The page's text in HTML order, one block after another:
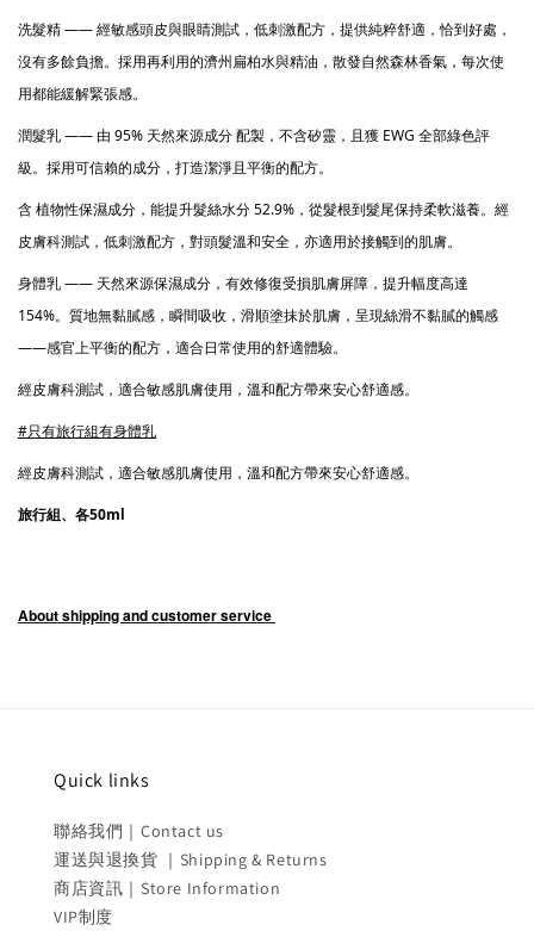
洗髮精 —— 經敏感頭皮與眼睛測試，低刺激配方，提供純粹舒適，恰到好處，
沒有多餘負擔。採用再利用的濟州扁柏水與精油，散發自然森林香氣，每次使
用都能緩解緊張感。
潤髮乳 —— 由 95% 天然來源成分 配製，不含矽靈，且獲 EWG 全部綠色評
級。採用可信賴的成分，打造潔淨且平衡的配方。
含 植物性保濕成分，能提升髮絲水分 52.9%，從髮根到髮尾保持柔軟滋養。經
皮膚科測試，低刺激配方，對頭髮溫和安全，亦適用於接觸到的肌膚。
身體乳 —— 天然來源保濕成分，有效修復受損肌膚屏障，提升幅度高達
154%。質地無黏膩感，瞬間吸收，滑順塗抹於肌膚，呈現絲滑不黏膩的觸感
——感官上平衡的配方，適合日常使用的舒適體驗。
經皮膚科測試，適合敏感肌膚使用，溫和配方帶來安心舒適感。
#只有旅行組有身體乳
經皮膚科測試，適合敏感肌膚使用，溫和配方帶來安心舒適感。
旅行組、各50ml
About shipping and customer service
Quick links
聯絡我們｜Contact us
運送與退換貨 ｜Shipping & Returns
商店資訊｜Store Information
VIP制度